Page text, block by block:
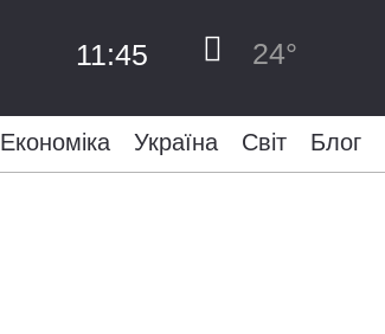
11:45 24°
Економіка Україна Світ Блог